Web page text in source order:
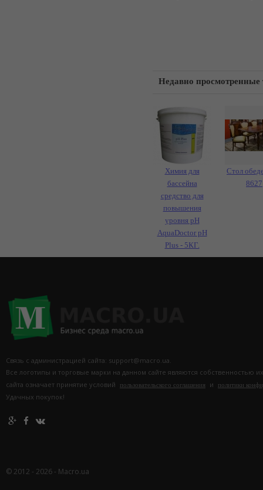
Недавно просмотренные
Химия для
бассейна
средство для
повышения
уровня pH
AquaDoctor pH
Plus - 5КГ.
Стол
8627
Связь с администрацией сайта: support@macro.ua.
Все логотипы и торговые марки на данном сайте являются собственностью
сайта означает принятие условий
пользовательского соглашения и политики
Удачных покупок!
© 2012 - 2026 - Macro.ua